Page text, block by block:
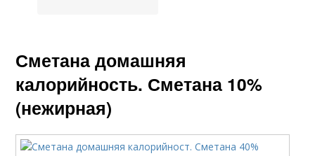
Сметана домашняя
калорийность. Сметана 10%
(нежирная)